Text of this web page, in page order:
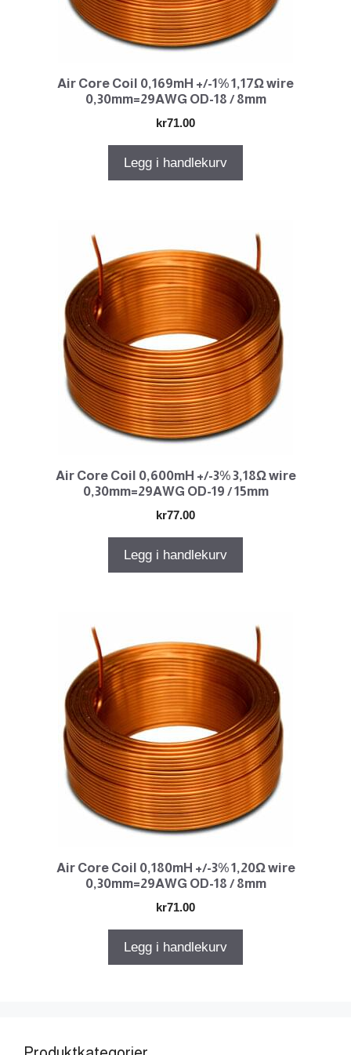
Air Core Coil 0,169mH +/-1% 1,17Ω wire
0,30mm=29AWG OD-18 / 8mm
kr71.00
Legg i handlekurv
Air Core Coil 0,600mH +/-3% 3,18Ω wire
0,30mm=29AWG OD-19 / 15mm
kr77.00
Legg i handlekurv
Air Core Coil 0,180mH +/-3% 1,20Ω wire
0,30mm=29AWG OD-18 / 8mm
kr71.00
Legg i handlekurv